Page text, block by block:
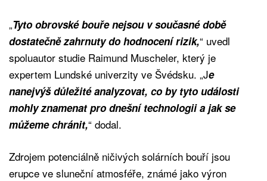
„Tyto obrovské bouře nejsou v současné době
dostatečně zahrnuty do hodnocení rizik,“ uvedl
spoluautor studie Raimund Muscheler, který je
expertem Lundské univerzity ve Švédsku. „Je
nanejvýš důležité analyzovat, co by tyto události
mohly znamenat pro dnešní technologii a jak se
můžeme chránit,“ dodal.
Zdrojem potenciálně ničivých solárních bouří jsou
erupce ve sluneční atmosféře, známé jako výron